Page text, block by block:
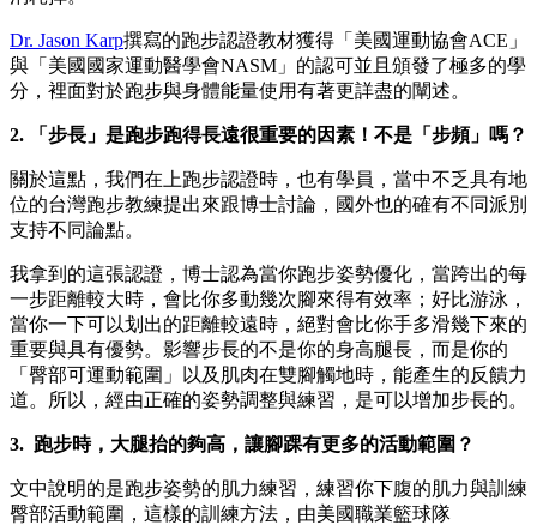
Dr. Jason Karp撰寫的跑步認證教材獲得「美國運動協會ACE」
與「美國國家運動醫學會NASM」的認可並且頒發了極多的學
分，裡面對於跑步與身體能量使用有著更詳盡的闡述。
2. 「步長」是跑步跑得長遠很重要的因素！不是「步頻」嗎？
關於這點，我們在上跑步認證時，也有學員，當中不乏具有地
位的台灣跑步教練提出來跟博士討論，國外也的確有不同派別
支持不同論點。
我拿到的這張認證，博士認為當你跑步姿勢優化，當跨出的每
一步距離較大時，會比你多動幾次腳來得有效率；好比游泳，
當你一下可以划出的距離較遠時，絕對會比你手多滑幾下來的
重要與具有優勢。影響步長的不是你的身高腿長，而是你的
「臀部可運動範圍」以及肌肉在雙腳觸地時，能產生的反饋力
道。所以，經由正確的姿勢調整與練習，是可以增加步長的。
3. 跑步時，大腿抬的夠高，讓腳踝有更多的活動範圍？
文中說明的是跑步姿勢的肌力練習，練習你下腹的肌力與訓練
臀部活動範圍，這樣的訓練方法，由美國職業籃球隊